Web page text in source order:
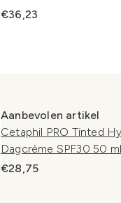
€36,23
Aanbevolen artikel
Cetaphil PRO Tinted
Dagcrème SPF30 50 ml
€28,75